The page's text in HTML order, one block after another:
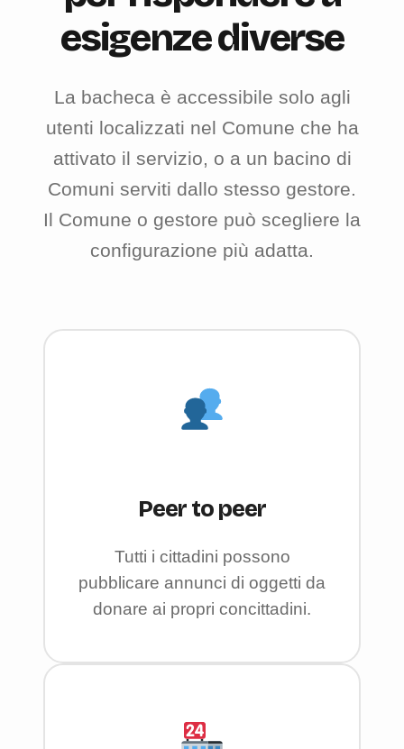
esigenze diverse
La bacheca è accessibile solo agli
utenti localizzati nel Comune che ha
attivato il servizio, o a un bacino di
Comuni serviti dallo stesso gestore.
Il Comune o gestore può scegliere la
configurazione più adatta.
Peer to peer
Tutti i cittadini possono
pubblicare annunci di oggetti da
donare ai propri concittadini.